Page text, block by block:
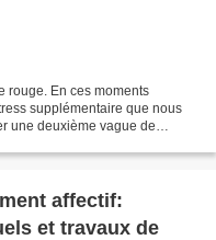
rouge. En ces moments
supplémentaire que nous
une deuxième vague de
affectif:
et travaux de